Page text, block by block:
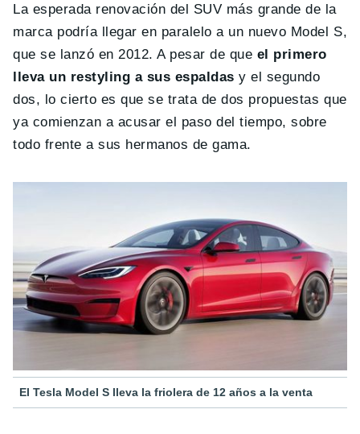
La esperada renovación del SUV más grande de la
marca podría llegar en paralelo a un nuevo Model S,
que se lanzó en 2012. A pesar de que el primero
lleva un restyling a sus espaldas y el segundo
dos, lo cierto es que se trata de dos propuestas que
ya comienzan a acusar el paso del tiempo, sobre
todo frente a sus hermanos de gama.
El Tesla Model S lleva la friolera de 12 años a la venta